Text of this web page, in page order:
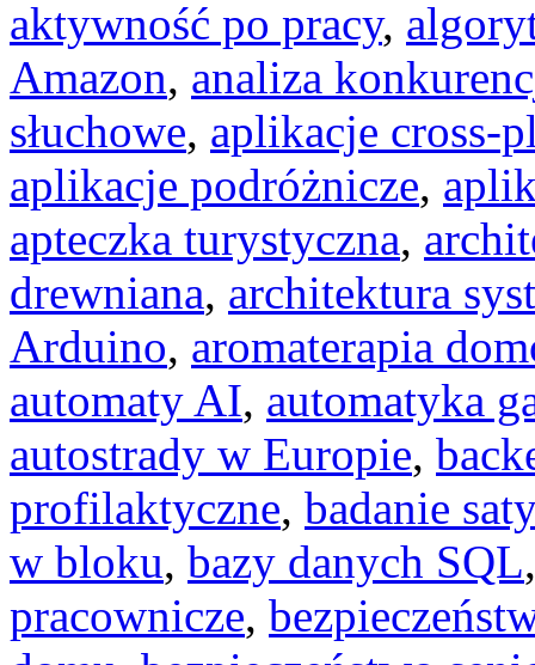
aktywność po pracy,
Amazon, analiza
słuchowe, aplikacje cross-
aplikacje podróżnicze,
apteczka turystyczna,
drewniana, architektura
Arduino, aromaterapia
automaty AI, automatyka
autostrady w Europie,
profilaktyczne, badanie
w bloku, bazy danych SQL
pracownicze,